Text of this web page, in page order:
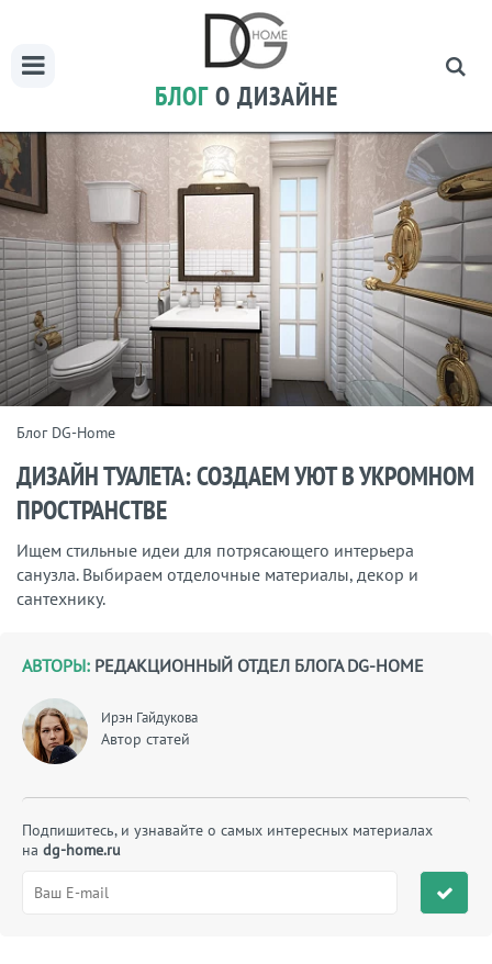
БЛОГ О ДИЗАЙНЕ
Блог DG-Home
ДИЗАЙН ТУАЛЕТА: СОЗДАЕМ УЮТ В УКРОМНОМ
ПРОСТРАНСТВЕ
Ищем стильные идеи для потрясающего интерьера
санузла. Выбираем отделочные материалы, декор и
сантехнику.
АВТОРЫ: РЕДАКЦИОННЫЙ ОТДЕЛ БЛОГА DG-HOME
Ирэн Гайдукова
Автор статей
Подпишитесь, и узнавайте о самых интересных материалах
на dg-home.ru